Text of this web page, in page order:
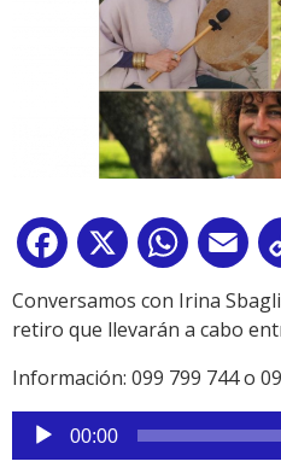
Facebook
X
Conversamos con Irina
retiro que llevarán a cabo
Información: 099 799 744 o
Reproductor
de
00:00